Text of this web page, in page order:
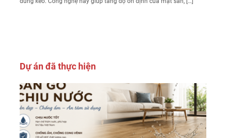
Dự án đã thực hiện